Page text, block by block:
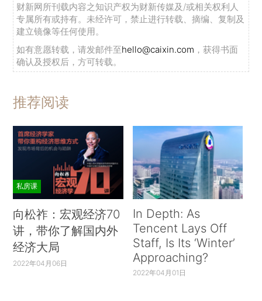
财新网所刊载内容之知识产权为财新传媒及/或相关权利人
专属所有或持有。未经许可，禁止进行转载、摘编、复制及
建立镜像等任何使用。
如有意愿转载，请发邮件至hello@caixin.com ，获得书面
确认及授权后，方可转载。
推荐阅读
私房课
向松祚：宏观经济70
讲，带你了解国内外
经济大局
2022年04月06日
In Depth: As
Tencent Lays Off
Staff, Is Its ‘Winter’
Approaching?
2022年04月01日